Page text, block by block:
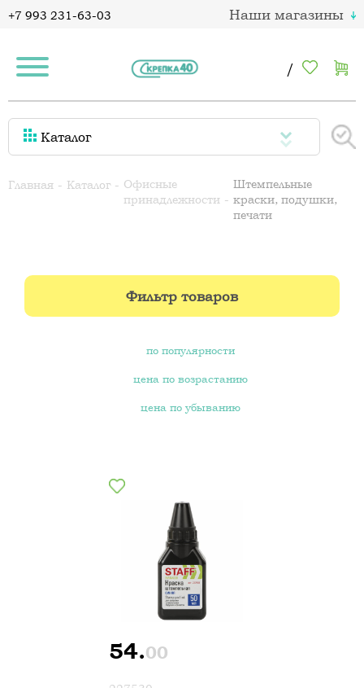
+7 993 231-63-03 Наши магазины
/
Каталог
Главная Каталог
Офисные
принадлежности
Штемпельные
краски, подушки,
печати
Фильтр товаров
по популярности
цена по возрастанию
цена по убыванию
54.00